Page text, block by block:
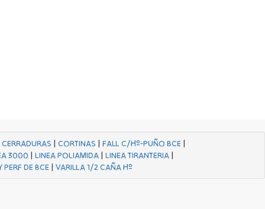
CERRADURAS | CORTINAS | FALL C/Hº-PUÑO BCE|
3000 |LINEA POLIAMIDA |LINEA TIRANTERIA |
PERF DE BCE| VARILLA 1/2 CAÑA Hº